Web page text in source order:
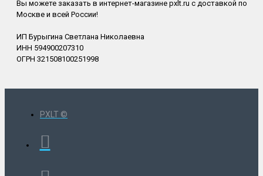
Вы можете заказать в интернет-магазине pxlt.ru с доставкой по
Москве и всей России!
ИП Бурыгина Светлана Николаевна
ИНН 594900207310
ОГРН 321508100251998
PXLT ©